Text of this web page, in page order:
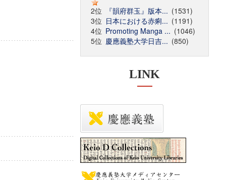
2位
『韻府群玉』版本... (1531)
3位 日本における赤痢... (1191)
4位 Promoting Manga ... (1046)
5位 慶應義塾大学日吉... (850)
LINK